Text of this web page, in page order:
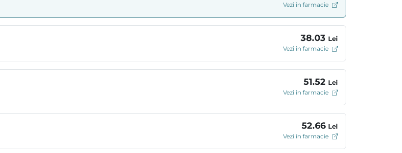
Vezi în farmacie
38.03 Lei
Vezi în farmacie
51.52 Lei
Vezi în farmacie
52.66 Lei
Vezi în farmacie